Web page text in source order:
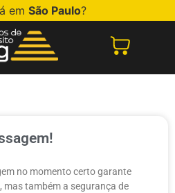
em São Paulo?
no momento certo garante
mas também a segurança de